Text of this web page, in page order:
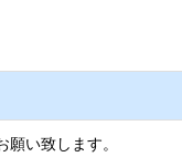
願い致します。